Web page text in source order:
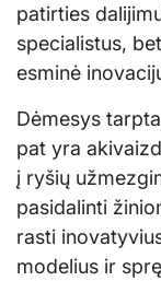
patirties
specialistus,
esminė
Dėmesys
pat yra
į ryšių
pasidalinti
rasti
modelius ir